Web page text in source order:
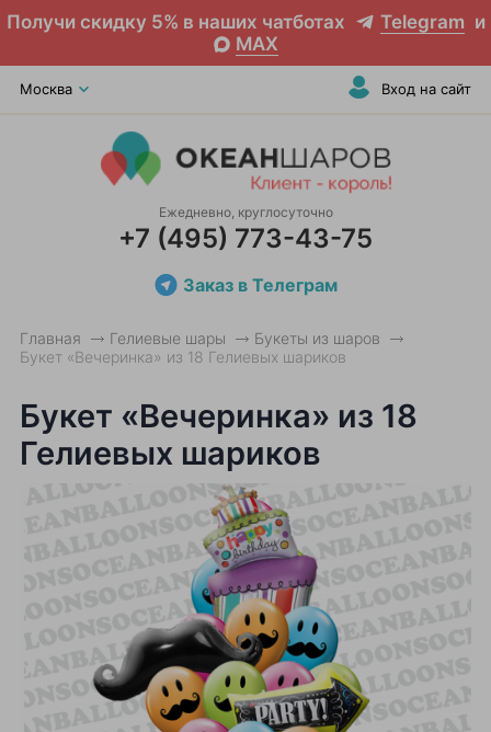
Получи скидку 5% в наших чатботах Telegram и
MAX
Москва Вход на сайт
Ежедневно, круглосуточно
+7 (495) 773-43-75
Заказ в Телеграм
Главная Гелиевые шары
Букеты из шаров
Букет «Вечеринка» из 18 Гелиевых шариков
Букет «Вечеринка» из 18
Гелиевых шариков